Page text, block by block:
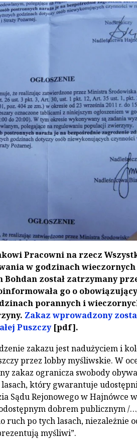
Pracowni na rzecz
w godzinach wieczornych
Bohdan został zatrzymany
go o
porannych i
Zakaz wprowadzony
Puszczy[pdf].
zakazu jest nadużyciem i
przez lobby myśliwskie. W
zakaz ogranicza swobody
który gwarantuje
Sądu Rejonowego w Hajnówce w
dobrem publicznym /
ruch po tych lasach, niezależnie
myśliwi”.